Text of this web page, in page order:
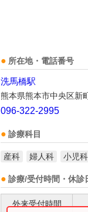
所在地・電話番号
洗馬橋駅
熊本県熊本市中央区新
096-322-2995
診療科目
産科 婦人科 小児科
診療/受付時間・休診
外来受付時間